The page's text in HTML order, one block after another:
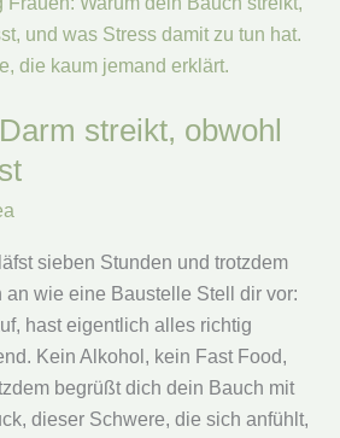
streikt, obwohl
sieben Stunden und trotzdem
wie eine Baustelle Stell dir vor:
hast eigentlich alles richtig
Kein Alkohol, kein Fast Food,
begrüßt dich dein Bauch mit
dieser Schwere, die sich anfühlt,